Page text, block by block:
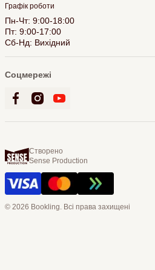
Графік роботи
Пн-Чт: 9:00-18:00
Пт: 9:00-17:00
Сб-Нд: Вихідний
Соцмережі
Створено
Sense Production
© 2026 Bookling. Всі права захищені